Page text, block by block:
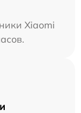
Xiaomi